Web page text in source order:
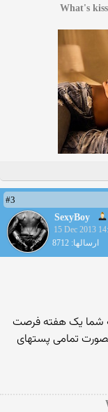
#3
SexyBoy
15 Dec 2013
ارسالها: 8712
شما یک هفته فرصت
تمامی پستهای